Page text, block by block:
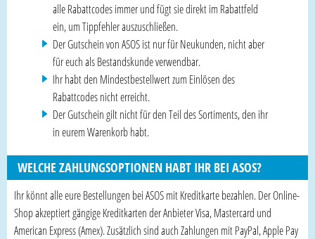
alle Rabattcodes immer und fügt sie direkt im Rabattfeld
ein, um Tippfehler auszuschließen.
Der Gutschein von ASOS ist nur für Neukunden, nicht aber
für euch als Bestandskunde verwendbar.
Ihr habt den Mindestbestellwert zum Einlösen des
Rabattcodes nicht erreicht.
Der Gutschein gilt nicht für den Teil des Sortiments, den ihr
in eurem Warenkorb habt.
WELCHE ZAHLUNGSOPTIONEN HABT IHR BEI ASOS?
Ihr könnt alle eure Bestellungen bei ASOS mit Kreditkarte bezahlen. Der Online-
Shop akzeptiert gängige Kreditkarten der Anbieter Visa, Mastercard und
American Express (Amex). Zusätzlich sind auch Zahlungen mit PayPal, Apple Pay